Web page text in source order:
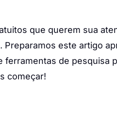
que querem sua
este artigo
ferramentas de pesquisa
começar!